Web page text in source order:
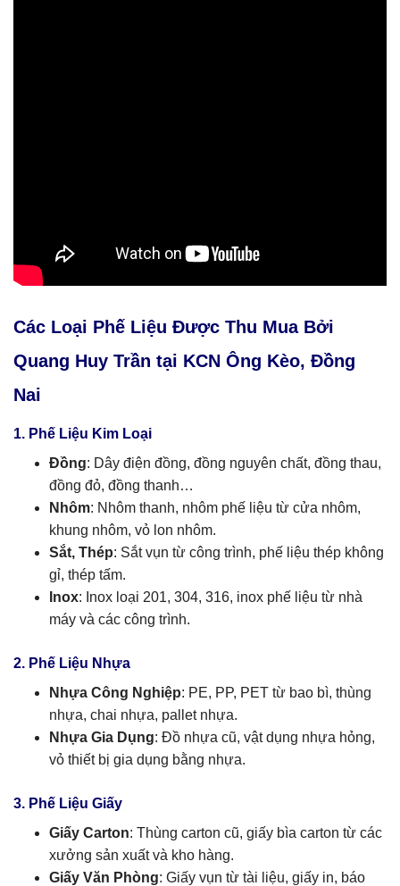
Các Loại Phế Liệu Được Thu Mua Bởi
Quang Huy Trần tại KCN Ông Kèo, Đồng
Nai
1. Phế Liệu Kim Loại
Đồng: Dây điện đồng, đồng nguyên chất, đồng thau,
đồng đỏ, đồng thanh…
Nhôm: Nhôm thanh, nhôm phế liệu từ cửa nhôm,
khung nhôm, vỏ lon nhôm.
Sắt, Thép: Sắt vụn từ công trình, phế liệu thép không
gỉ, thép tấm.
Inox: Inox loại 201, 304, 316, inox phế liệu từ nhà
máy và các công trình.
2. Phế Liệu Nhựa
Nhựa Công Nghiệp: PE, PP, PET từ bao bì, thùng
nhựa, chai nhựa, pallet nhựa.
Nhựa Gia Dụng: Đồ nhựa cũ, vật dụng nhựa hỏng,
vỏ thiết bị gia dụng bằng nhựa.
3. Phế Liệu Giấy
Giấy Carton: Thùng carton cũ, giấy bìa carton từ các
xưởng sản xuất và kho hàng.
Giấy Văn Phòng: Giấy vụn từ tài liệu, giấy in, báo